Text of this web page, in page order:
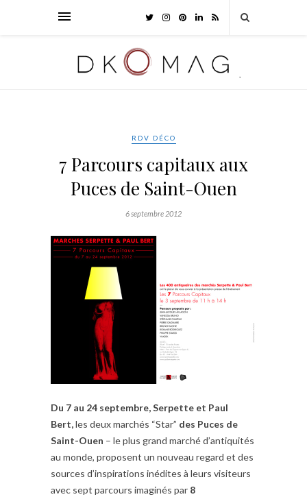
RDV DÉCO
7 Parcours capitaux aux
Puces de Saint-Ouen
6 septembre 2012
Du 7 au 24 septembre, Serpette et Paul
Bert,les deux marchés “Star” des Puces de
Saint-Ouen – le plus grand marché d’antiquités
au monde, proposent un nouveau regard et des
sources d’inspirations inédites à leurs visiteurs
avec sept parcours imaginés par 8